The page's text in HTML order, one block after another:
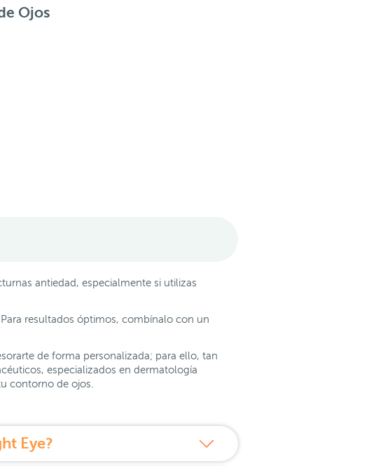
Ojos
antiedad, especialmente si utilizas
resultados óptimos, combínalo con un
de forma personalizada; para ello, tan
especializados en dermatología
contorno de ojos.
Eye?